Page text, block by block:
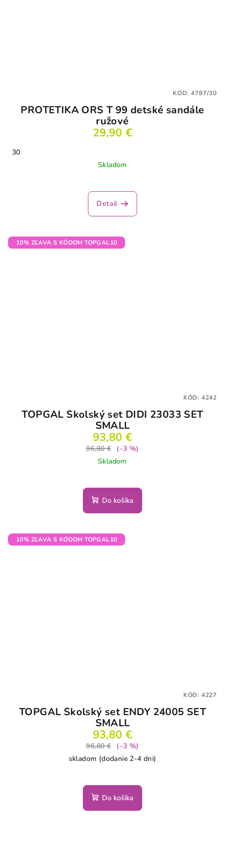
PROTETIKA ORS T 99 detské sandále
ružové
29,90 €
30
Skladom
Detail
KÓD:4787/30
10% ZĽAVA S KÓDOM TOPGAL10
TOPGAL Školský set DIDI 23033 SET
SMALL
93,80 €
96,80 €
(–3 %)
Skladom
Do košíka
KÓD: 4242
10% ZĽAVA S KÓDOM TOPGAL10
TOPGAL Školský set ENDY 24005 SET
SMALL
93,80 €
96,80 €
(–3 %)
skladom (dodanie 2-4 dni)
Do košíka
KÓD: 4227